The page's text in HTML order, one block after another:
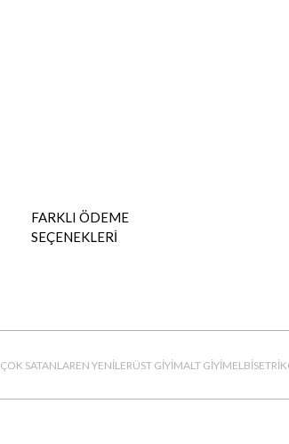
FARKLI ÖDEME
SEÇENEKLERİ
ÇOK SATANLAREN YENİLERÜST GİYİMALT GİYİMELBİSE